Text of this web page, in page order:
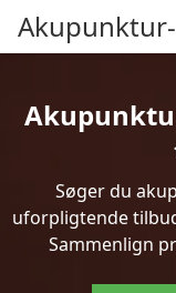
Søger du
uforpligtende
Sammenlign